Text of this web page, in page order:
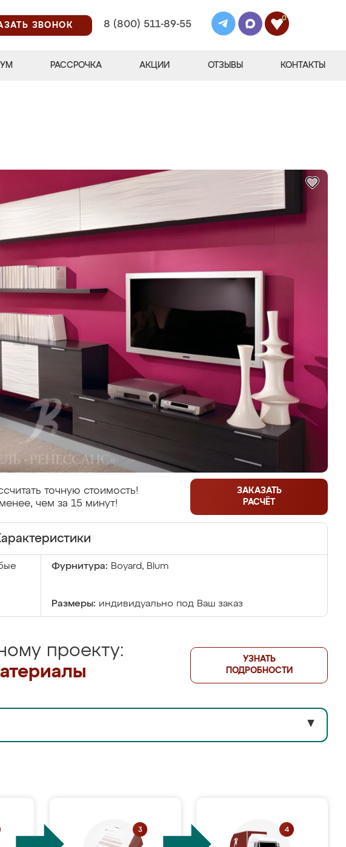
ЗВОНОК
8 (800) 511-89-55
0
РАССРОЧКА АКЦИИ ОТЗЫВЫ КОНТАКТЫ
точную стоимость!
чем за 15 минут!
ЗАКАЗАТЬ
РАСЧЁТ
Фурнитура: Boyard, Blum
Размеры: индивидуально под Ваш заказ
проекту:
УЗНАТЬ
ПОДРОБНОСТИ
▼